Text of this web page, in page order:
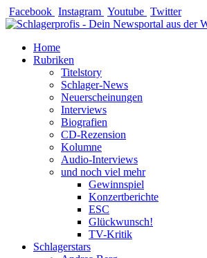
Zum
Inhalt
Facebook Instagram Youtube Twitter
Home
Rubriken
Titelstory
Schlager-News
Neuerscheinungen
Interviews
Biografien
CD-Rezension
Kolumne
Audio-Interviews
und noch viel mehr
Gewinnspiel
Konzertberichte
ESC
Glückwunsch!
TV-Kritik
Schlagerstars